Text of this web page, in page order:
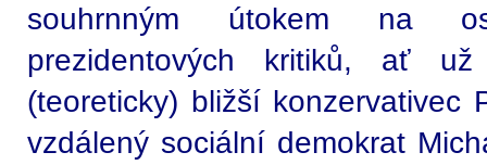
souhrnným útokem na
prezidentových kritiků, ať
(teoreticky) bližší konzervativec
vzdálený sociální demokrat